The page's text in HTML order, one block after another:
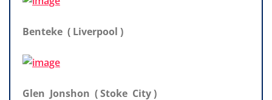
Benteke ( Liverpool )
Glen Jonshon ( Stoke City )